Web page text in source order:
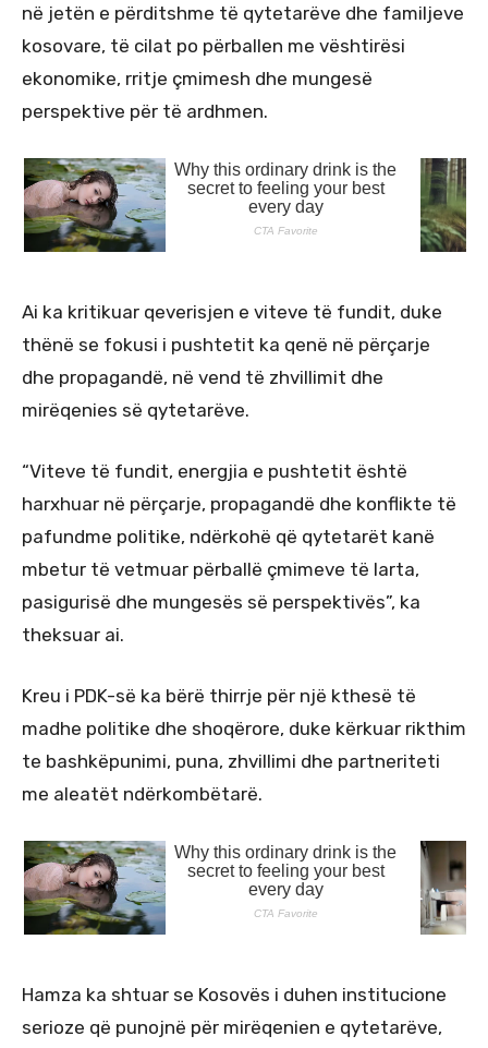
në jetën e përditshme të qytetarëve dhe familjeve
kosovare, të cilat po përballen me vështirësi
ekonomike, rritje çmimesh dhe mungesë
perspektive për të ardhmen.
Ai ka kritikuar qeverisjen e viteve të fundit, duke
thënë se fokusi i pushtetit ka qenë në përçarje
dhe propagandë, në vend të zhvillimit dhe
mirëqenies së qytetarëve.
“Viteve të fundit, energjia e pushtetit është
harxhuar në përçarje, propagandë dhe konflikte të
pafundme politike, ndërkohë që qytetarët kanë
mbetur të vetmuar përballë çmimeve të larta,
pasigurisë dhe mungesës së perspektivës”, ka
theksuar ai.
Kreu i PDK-së ka bërë thirrje për një kthesë të
madhe politike dhe shoqërore, duke kërkuar rikthim
te bashkëpunimi, puna, zhvillimi dhe partneriteti
me aleatët ndërkombëtarë.
Hamza ka shtuar se Kosovës i duhen institucione
serioze që punojnë për mirëqenien e qytetarëve,